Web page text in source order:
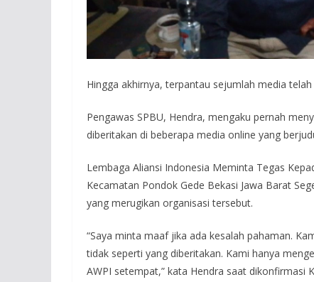
Hingga akhirnya, terpantau sejumlah media
Pengawas SPBU, Hendra, mengaku pernah
diberitakan di beberapa media online yang
Lembaga Aliansi Indonesia Meminta Tegas
Kecamatan Pondok Gede Bekasi Jawa Barat
yang merugikan organisasi tersebut.
“Saya minta maaf jika ada kesalah pahaman.
tidak seperti yang diberitakan. Kami hanya
AWPI setempat,” kata Hendra saat dikonfirmasi